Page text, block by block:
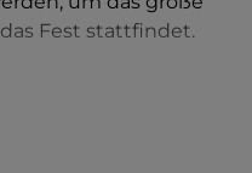
Fest stattfindet.